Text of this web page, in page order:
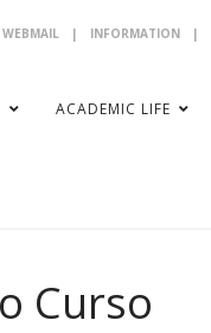
WEBMAIL | INFORMATION |
ACADEMIC LIFE
Curso